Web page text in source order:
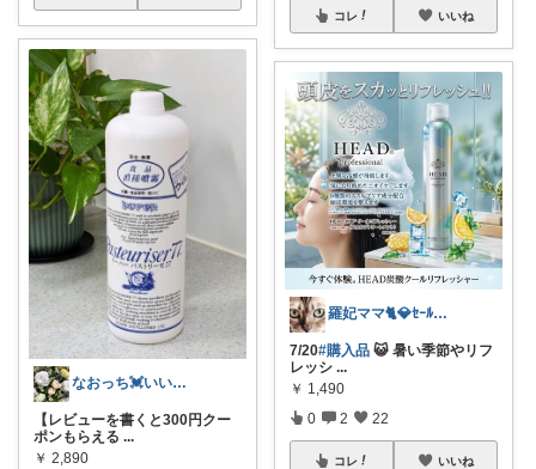
なおっち💓いいね・経由購入感謝💓
【レビューを書くと300円クー
ポンもらえる ...
￥ 2,890
コレ いいね
羅妃ママ🐈💎ｾｰﾙは毎回完走🏃
7/20#購入品 😺 暑い季節やリフ
レッシ ...
￥ 1,490
0 2 22
コレ いいね